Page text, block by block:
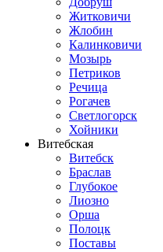
Житковичи
Жлобин
Калинковичи
Мозырь
Петриков
Речица
Рогачев
Светлогорск
Хойники
Витебская
Витебск
Браслав
Глубокое
Лиозно
Орша
Полоцк
Поставы